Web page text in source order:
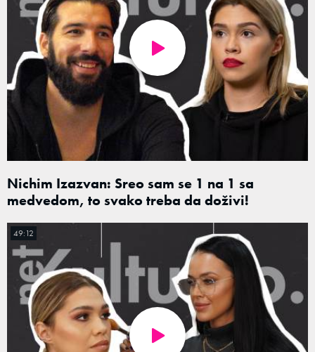
Nichim Izazvan: Sreo sam se 1 na 1 sa
medvedom, to svako treba da doživi!
49:12